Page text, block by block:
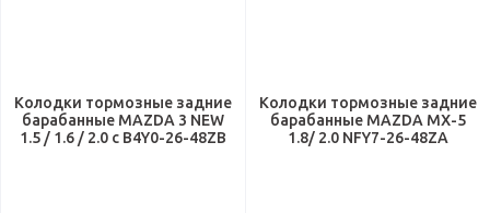
Колодки тормозные задние
барабанные MAZDA 3 NEW
1.5 / 1.6 / 2.0 с B4Y0-26-48ZB
Колодки тормозные задние
барабанные MAZDA MX-5
1.8/ 2.0 NFY7-26-48ZA